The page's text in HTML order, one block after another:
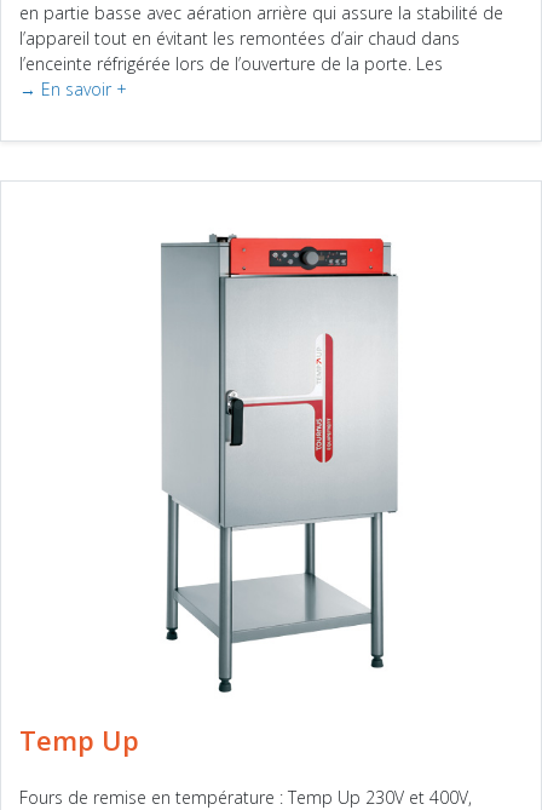
en partie basse avec aération arrière qui assure la stabilité de
l’appareil tout en évitant les remontées d’air chaud dans
l’enceinte réfrigérée lors de l’ouverture de la porte. Les
→ En savoir +
Temp Up
Fours de remise en température : Temp Up 230V et 400V,